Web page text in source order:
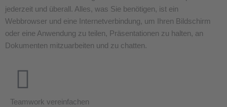
jederzeit und überall. Alles, was Sie benötigen, ist ein
Webbrowser und eine Internetverbindung, um Ihren Bildschirm
oder eine Anwendung zu teilen, Präsentationen zu halten, an
Dokumenten mitzuarbeiten und zu chatten.
Teamwork vereinfachen